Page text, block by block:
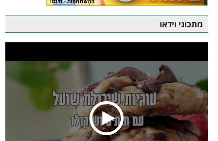
מתכוני וידאו